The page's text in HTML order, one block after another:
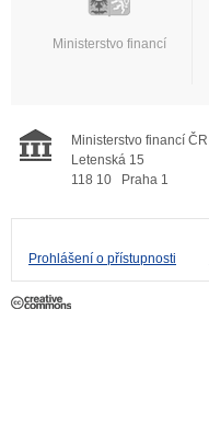
Ministerstvo financí
Ministerstvo financí ČR
Letenská 15
118 10
Praha 1
Prohlášení o přístupnosti